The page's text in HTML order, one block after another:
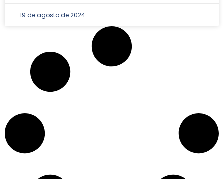
19 de agosto de 2024